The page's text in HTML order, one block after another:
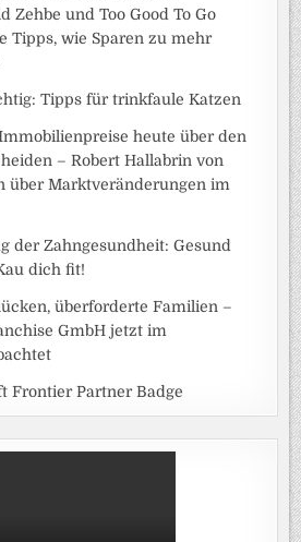
Zehbe und Too Good To Go
Tipps, wie Sparen zu mehr
Tipps für trinkfaule Katzen
heute über den
– Robert Hallabrin von
über Marktveränderungen im
der Zahngesundheit: Gesund
dich fit!
überforderte Familien –
GmbH jetzt im
Frontier Partner Badge